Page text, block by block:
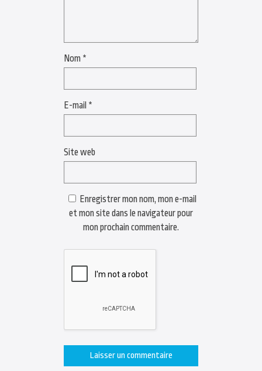
Nom *
E-mail *
Site web
Enregistrer mon nom, mon e-mail
et mon site dans le navigateur pour
mon prochain commentaire.